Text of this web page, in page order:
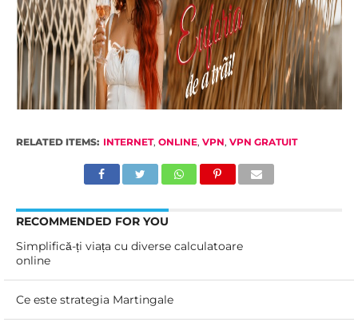
RELATED ITEMS: INTERNET, ONLINE, VPN, VPN GRATUIT
RECOMMENDED FOR YOU
Simplifică-ți viața cu diverse calculatoare
online
Ce este strategia Martingale